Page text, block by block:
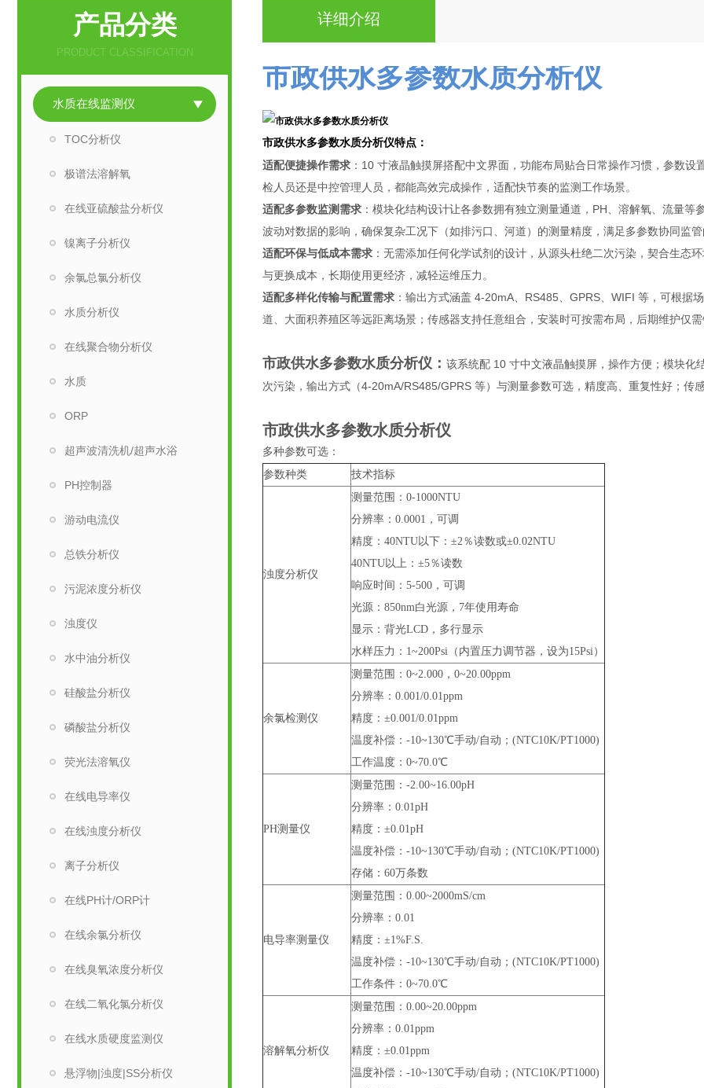
产品分类
PRODUCT CLASSIFICATION
水质在线监测仪
TOC分析仪
极谱法溶解氧
在线亚硫酸盐分析仪
镍离子分析仪
余氯总氯分析仪
水质分析仪
在线聚合物分析仪
水质
ORP
超声波清洗机/超声水浴
PH控制器
游动电流仪
总铁分析仪
污泥浓度分析仪
浊度仪
水中油分析仪
硅酸盐分析仪
磷酸盐分析仪
荧光法溶氧仪
在线电导率仪
在线浊度分析仪
离子分析仪
在线PH计/ORP计
在线余氯分析仪
在线臭氧浓度分析仪
在线二氧化氯分析仪
在线水质硬度监测仪
悬浮物|浊度|SS分析仪
详细介绍
市政供水多参数水质分析仪
市政供水多参数水质分析仪特点：
适配便捷操作需求 ：10 寸液晶触摸屏搭配中文界面，功能布局贴合日常操作习惯，参数
检人员还是中控管理人员，都能高效完成操作，适配快节奏的监测工作场景。
适配多参数监测需求 ：模块化结构设计让各参数拥有独立测量通道，PH、溶解氧、流量
波动对数据的影响，确保复杂工况下（如排污口、河道）的测量精度，满足多参数协同监
适配环保与低成本需求 ：无需添加任何化学试剂的设计，从源头杜绝二次污染，契合生态
与更换成本，长期使用更经济，减轻运维压力。
适配多样化传输与配置需求 ：输出方式涵盖 4-20mA、RS485、GPRS、WIFI 等，可根
道、大面积养殖区等远距离场景；传感器支持任意组合，安装时可按需布局，后期维护仅
市政供水多参数水质分析仪 ： 该系统配 10 寸中文液晶触摸屏，操作方便；模块化
次污染，输出方式（4-20mA/RS485/GPRS 等）与测量参数可选，精度高、重复性好；传
市政供水多参数水质分析仪
多种参数可选：
参数种类
技术指标
浊度分析仪
测量范围：0-1000NTU
分辨率：0.0001，可调
精度：40NTU以下：±2％读数或±0.02NTU
40NTU以上：±5％读数
响应时间：5-500，可调
光源：850nm白光源，7年使用寿命
显示：背光LCD，多行显示
水样压力：1~200Psi（内置压力调节器，设为15Psi）
余氯检测仪
测量范围：0~2.000，0~20.00ppm
分辨率：0.001/0.01ppm
精度：±0.001/0.01ppm
温度补偿：-10~130℃手动/自动；(NTC10K/PT1000)
工作温度：0~70.0℃
PH测量仪
测量范围：-2.00~16.00pH
分辨率：0.01pH
精度：±0.01pH
温度补偿：-10~130℃手动/自动；(NTC10K/PT1000)
存储：60万条数
电导率测量仪
测量范围：0.00~2000mS/cm
分辨率：0.01
精度：±1%F.S.
温度补偿：-10~130℃手动/自动；(NTC10K/PT1000)
工作条件：0~70.0℃
溶解氧分析仪
测量范围：0.00~20.00ppm
分辨率：0.01ppm
精度：±0.01ppm
温度补偿：-10~130℃手动/自动；(NTC10K/PT1000)